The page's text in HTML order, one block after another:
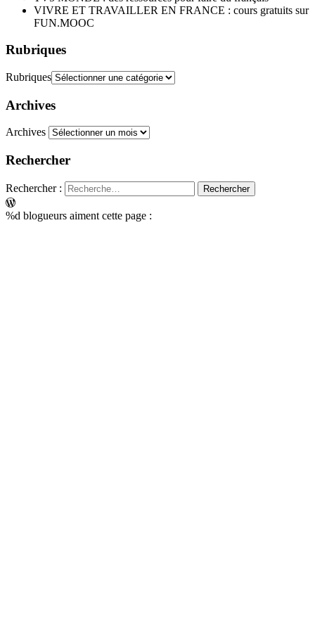
VIVRE ET TRAVAILLER EN FRANCE : cours gratuits sur
FUN.MOOC
Rubriques
Rubriques
Archives
Archives
Rechercher
Rechercher :
%d blogueurs aiment cette page :